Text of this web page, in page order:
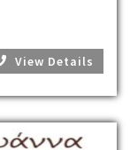
View Details